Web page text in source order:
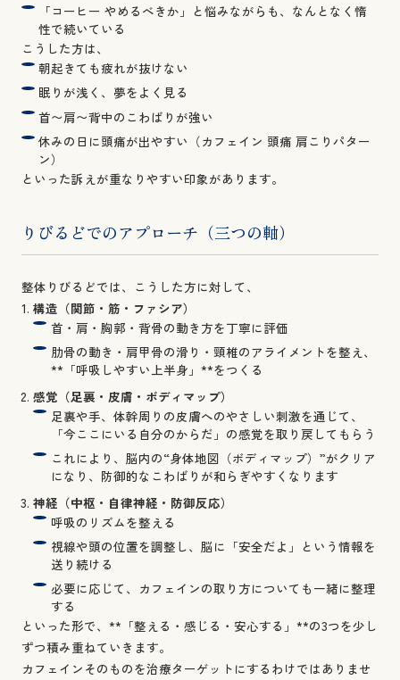
「コーヒー やめるべきか」と悩みながらも、なんとなく惰
性で続いている
こうした方は、
朝起きても疲れが抜けない
眠りが浅く、夢をよく見る
首〜肩〜背中のこわばりが強い
休みの日に頭痛が出やすい（カフェイン 頭痛 肩こりパター
ン）
といった訴えが重なりやすい印象があります。
りびるどでのアプローチ（三つの軸）
整体りびるどでは、こうした方に対して、
構造（関節・筋・ファシア）
首・肩・胸郭・背骨の動き方を丁寧に評価
肋骨の動き・肩甲骨の滑り・頸椎のアライメントを整え、
**「呼吸しやすい上半身」**をつくる
感覚（足裏・皮膚・ボディマップ）
足裏や手、体幹周りの皮膚へのやさしい刺激を通じて、
「今ここにいる自分のからだ」の感覚を取り戻してもらう
これにより、脳内の“身体地図（ボディマップ）”がクリア
になり、防御的なこわばりが和らぎやすくなります
神経（中枢・自律神経・防御反応）
呼吸のリズムを整える
視線や頭の位置を調整し、脳に「安全だよ」という情報を
送り続ける
必要に応じて、カフェインの取り方についても一緒に整理
する
といった形で、**「整える・感じる・安心する」**の3つを少し
ずつ積み重ねていきます。
カフェインそのものを治療ターゲットにするわけではありませ